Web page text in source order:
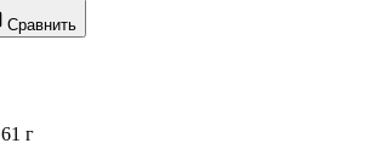
Сравнить
61 г